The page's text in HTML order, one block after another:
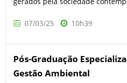
07/03/25 10h39
Pós-Graduação
Gestão Ambiental